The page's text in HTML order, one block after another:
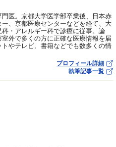
医。京都大学医学部卒業後、日本赤
、京都医療センターなどを経て、大
・アレルギー科で診療に従事。論
外で多くの方に正確な医療情報を届
やテレビ、書籍などでも数多くの情
プロフィール詳細
執筆記事一覧